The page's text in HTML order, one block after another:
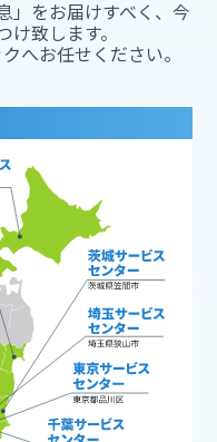
」をお届けすべく、今
け致します。
へお任せください。